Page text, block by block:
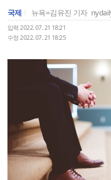
국제 뉴욕=김유진 기자
입력 2022. 07. 21 18:21
수정 2022. 07. 21 18:25